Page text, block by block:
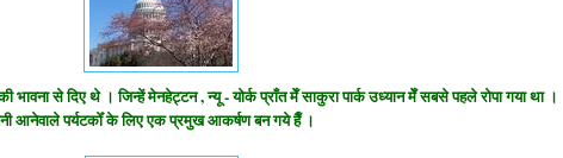
भावना से दिए थे । जिन्हें मेनहेट्टन , न्यू - योर्क प्राँत मेँ साकुरा पार्क उध्यान मेँ सबसे पहले रोपा गया था ।
आनेवाले पर्यटकोँ के लिए एक प्रमुख आकर्षण बन गये हैँ ।